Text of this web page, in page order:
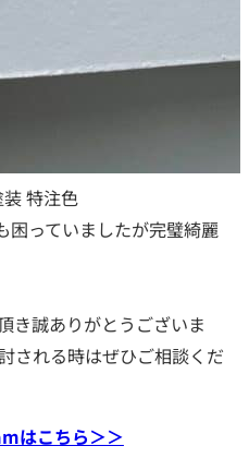
困っていましたが完璧綺麗
き誠ありがとうございま
される時はぜひご相談くだ
はこちら＞＞